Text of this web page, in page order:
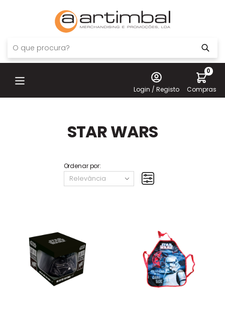
Login / Registo
0
Compras
STAR WARS
Ordenar por: